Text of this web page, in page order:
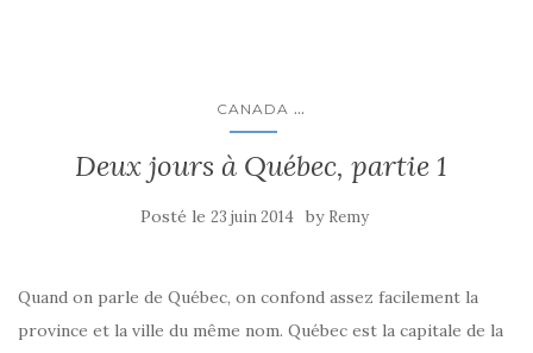
CANADA ...
Deux jours à Québec, partie 1
Posté le 23 juin 2014 by Remy
Quand on parle de Québec, on confond assez facilement la
province et la ville du même nom. Québec est la capitale de la